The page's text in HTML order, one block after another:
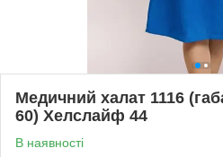
Медичний халат 1116
60) Хелслайф 44
В наявності